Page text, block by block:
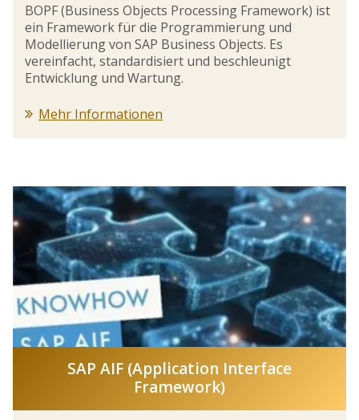
BOPF (Business Objects Processing Framework) ist
ein Framework für die Programmierung und
Modellierung von SAP Business Objects. Es
vereinfacht, standardisiert und beschleunigt
Entwicklung und Wartung.
Mehr Informationen
SAP AIF (Application Interface
Framework)